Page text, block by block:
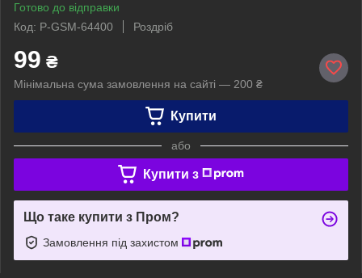
Готово до відправки
Код: P-GSM-64400
Роздріб
99 ₴
Мінімальна сума замовлення на сайті — 200 ₴
Купити
або
Купити з
Що таке купити з Пром?
Замовлення під захистом